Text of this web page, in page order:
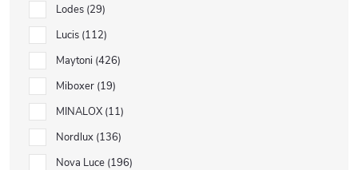
Lodes 29
Lucis 112
Maytoni 426
Miboxer 19
MINALOX 11
Nordlux 136
Nova Luce 196